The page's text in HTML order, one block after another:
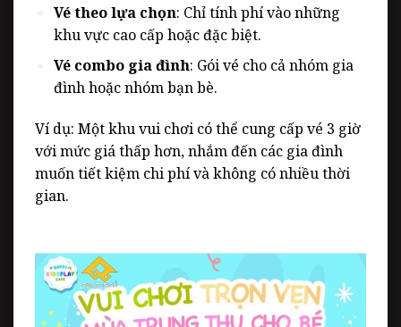
Vé theo lựa chọn: Chỉ tính phí vào những
khu vực cao cấp hoặc đặc biệt.
Vé combo gia đình: Gói vé cho cả nhóm gia
đình hoặc nhóm bạn bè.
Ví dụ: Một khu vui chơi có thể cung cấp vé 3 giờ
với mức giá thấp hơn, nhắm đến các gia đình
muốn tiết kiệm chi phí và không có nhiều thời
gian.